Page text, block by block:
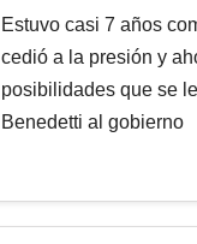
Estuvo casi 7 años
cedió a la presión y
posibilidades que se
Benedetti al gobierno